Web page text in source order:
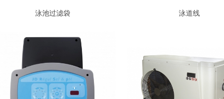
泳池过滤袋 泳道线